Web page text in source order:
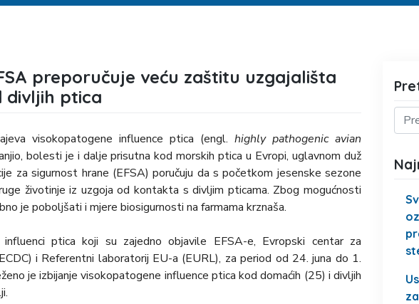
preporučuje veću zaštitu uzgajališta
divljih ptica
visokopatogene influence ptica (engl. highly pathogenic avian
bolesti je i dalje prisutna kod morskih ptica u Evropi, uglavnom duž
za sigurnost hrane (EFSA) poručuju da s početkom jesenske sezone
životinje iz uzgoja od kontakta s divljim pticama. Zbog mogućnosti
je poboljšati i mjere biosigurnosti na farmama krznaša.
ptica koji su zajedno objavile EFSA-e, Evropski centar za
i Referentni laboratorij EU-a (EURL), za period od 24. juna do 1.
je izbijanje visokopatogene influence ptica kod domaćih (25) i divljih